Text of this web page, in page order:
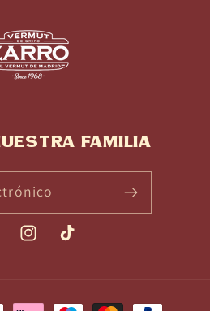
familia
InstagramTikTok